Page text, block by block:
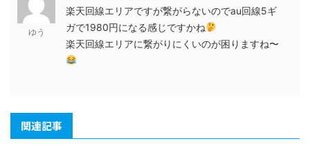
ゆう
楽天回線エリアですが繋がらないのでau回線5ギ
ガで1980円になる感じですかね
楽天回線エリアに繋がりにくいのが困りますね〜
関連記事